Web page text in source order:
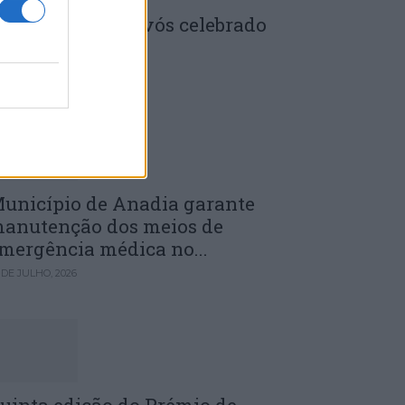
Penela: Dia dos Avós celebrado
de Anadia garante
dos meios de
médica no...
JULHO, 2026